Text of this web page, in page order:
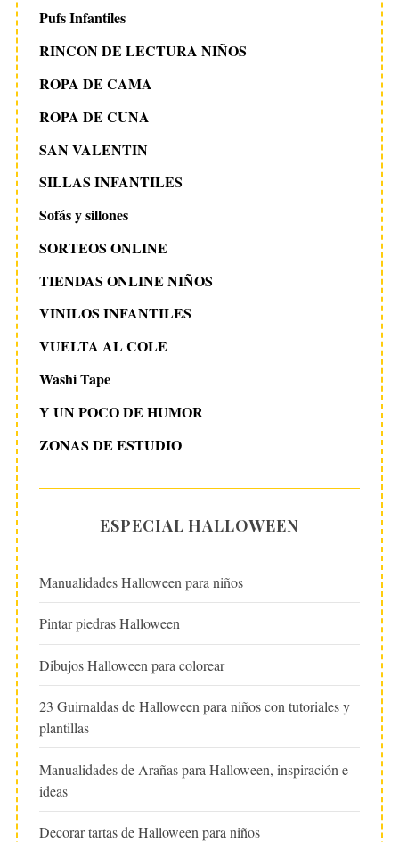
Pufs Infantiles
RINCON DE LECTURA NIÑOS
ROPA DE CAMA
ROPA DE CUNA
SAN VALENTIN
SILLAS INFANTILES
Sofás y sillones
SORTEOS ONLINE
TIENDAS ONLINE NIÑOS
VINILOS INFANTILES
VUELTA AL COLE
Washi Tape
Y UN POCO DE HUMOR
ZONAS DE ESTUDIO
ESPECIAL HALLOWEEN
Manualidades Halloween para niños
Pintar piedras Halloween
Dibujos Halloween para colorear
23 Guirnaldas de Halloween para niños con tutoriales y
plantillas
Manualidades de Arañas para Halloween, inspiración e
ideas
Decorar tartas de Halloween para niños